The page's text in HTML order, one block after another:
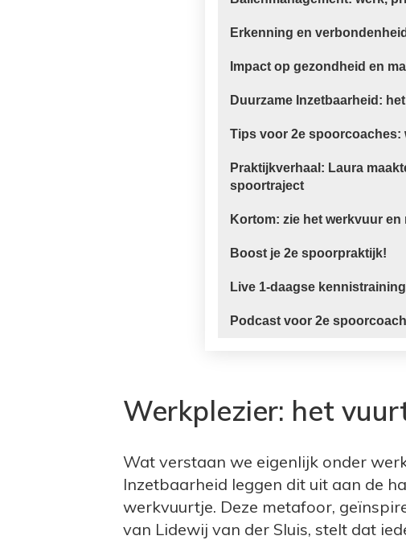
Erkenning en verbondenheid
Impact op gezondheid en
Duurzame Inzetbaarheid:
Tips voor 2e spoorcoaches:
Praktijkverhaal: Laura
spoortraject
Kortom: zie het werkvuur en
Boost je 2e spoorpraktijk!
Live 1-daagse
Podcast voor 2e
Werkplezier: het
Wat verstaan we eigenlijk onder
Inzetbaarheid leggen dit uit aan de
werkvuurtje. Deze metafoor,
van Lidewij van der Sluis, stelt dat